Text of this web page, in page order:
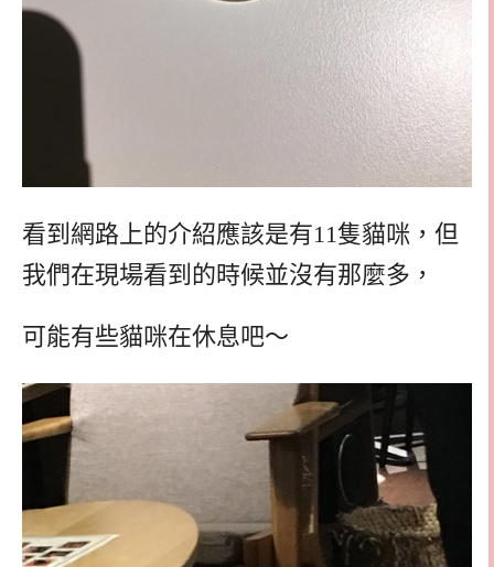
看到網路上的介紹應該是有11隻貓咪，但
我們在現場看到的時候並沒有那麼多，
可能有些貓咪在休息吧～